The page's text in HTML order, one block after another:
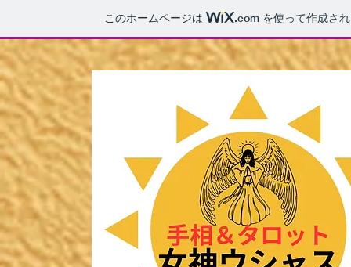
このホームページは .com を使って作成さ